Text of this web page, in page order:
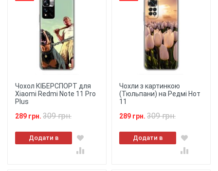
Чохол КІБЕРСПОРТ для
Xiaomi Redmi Note 11 Pro
Plus
289 грн. 309 грн.
Додати в
кошик
Чохли з картинкою
(Тюльпани) на Редмі Нот
11
289 грн. 309 грн.
Додати в
кошик